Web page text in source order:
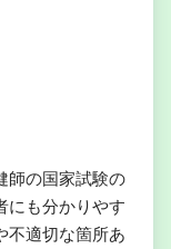
師の国家試験の
にも分かりやす
不適切な箇所あ